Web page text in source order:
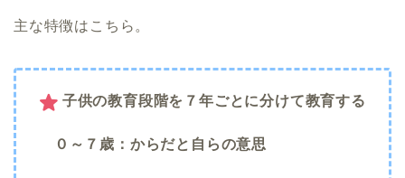
主な特徴はこちら。
子供の教育段階を７年ごとに分けて教育する
０～７歳：からだと自らの意思